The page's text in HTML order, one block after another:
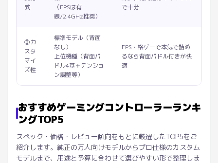
式
（FPSは有
線/2.4GHz推奨）
で十分
③カ
スタ
マイ
ズ性
標準モデル（背面
なし）
上位機種（背面パ
ドル4基＋テンショ
ン調整等）
FPS・格ゲーで本気で詰め
るなら背面パドル付きが快
適
おすすめゲーミングコントローラーランキ
ングTOP5
スペック・価格・レビュー傾向をもとに厳選したTOP5をご
紹介します。純正の万人向けモデルからプロ仕様のカスタム
モデルまで、用途と予算に合わせて選びやすい形で整理しま